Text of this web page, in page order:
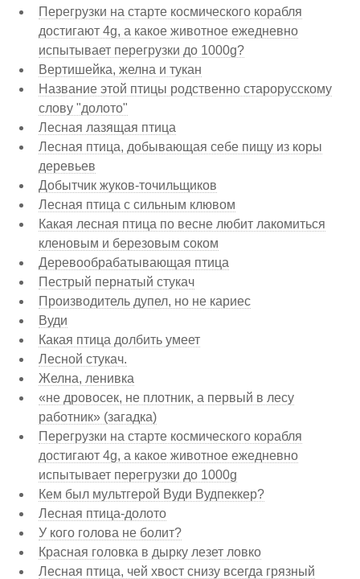
Перегрузки на старте космического корабля
достигают 4g, а какое животное ежедневно
испытывает перегрузки до 1000g?
Вертишейка, желна и тукан
Название этой птицы родственно старорусскому
слову "долото"
Лесная лазящая птица
Лесная птица, добывающая себе пищу из коры
деревьев
Добытчик жуков-точильщиков
Лесная птица с сильным клювом
Какая лесная птица по весне любит лакомиться
кленовым и березовым соком
Деревообрабатывающая птица
Пестрый пернатый стукач
Производитель дупел, но не кариес
Вуди
Какая птица долбить умеет
Лесной стукач.
Желна, ленивка
«не дровосек, не плотник, а первый в лесу
работник» (загадка)
Перегрузки на старте космического корабля
достигают 4g, а какое животное ежедневно
испытывает перегрузки до 1000g
Кем был мультгерой Вуди Вудпеккер?
Лесная птица-долото
У кого голова не болит?
Красная головка в дырку лезет ловко
Лесная птица, чей хвост снизу всегда грязный